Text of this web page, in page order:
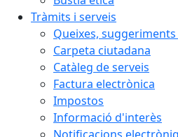
Tràmits i serveis
Queixes,
Carpeta ciutadana
Catàleg de serveis
Factura electrònica
Impostos
Informació d'interès